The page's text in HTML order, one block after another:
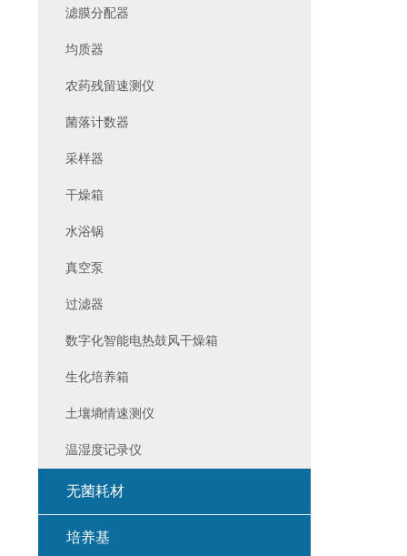
滤膜分配器
均质器
农药残留速测仪
菌落计数器
采样器
干燥箱
水浴锅
真空泵
过滤器
数字化智能电热鼓风干燥箱
生化培养箱
土壤墒情速测仪
温湿度记录仪
无菌耗材
培养基